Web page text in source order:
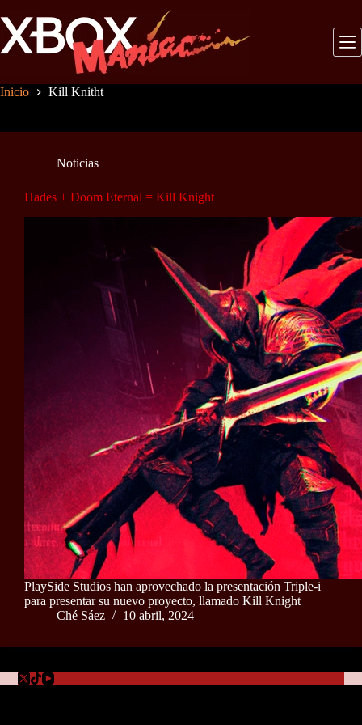
al
contenido
Inicio Kill Knitht
Noticias
Hades + Doom Eternal = Kill Knight
PlaySide Studios han aprovechado la presentación Triple-i
para presentar su nuevo proyecto, llamado Kill Knight
Ché Sáez
10 abril, 2024